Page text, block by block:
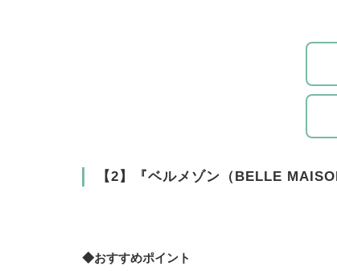
【2】『ベルメゾン（BELLE
◆おすすめポイント